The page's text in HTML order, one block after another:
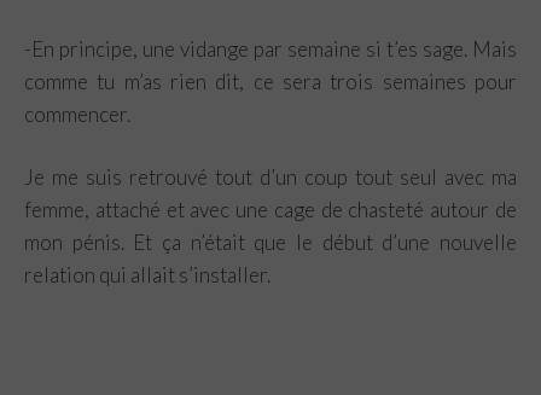
-En principe, une vidange par semaine si t’es sage. Mais
comme tu m’as rien dit, ce sera trois semaines pour
commencer.
Je me suis retrouvé tout d’un coup tout seul avec ma
femme, attaché et avec une cage de chasteté autour de
mon pénis. Et ça n’était que le début d’une nouvelle
relation qui allait s’installer.